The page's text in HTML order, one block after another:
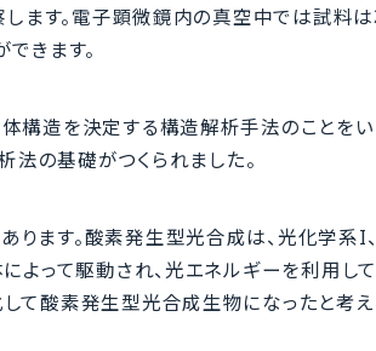
ます。電子顕微鏡内の真空中では試料は
きます。
構造を決定する構造解析手法のことを
の基礎がつくられました。
ます。酸素発生型光合成は、光化学系I
よって駆動され、光エネルギーを利用し
酸素発生型光合成生物になったと考え